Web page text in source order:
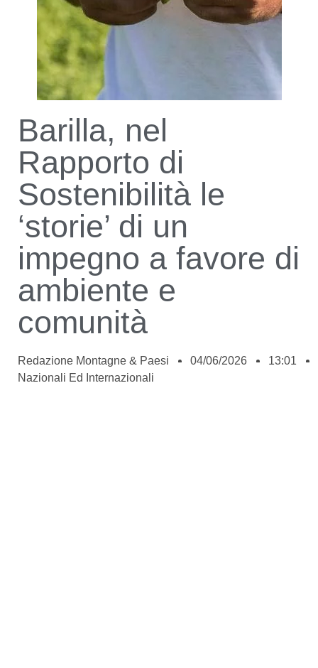
Barilla, nel
Rapporto di
Sostenibilità le
‘storie’ di un
impegno a favore di
ambiente e
comunità
Redazione Montagne & Paesi 04/06/2026
13:01
Nazionali Ed Internazionali